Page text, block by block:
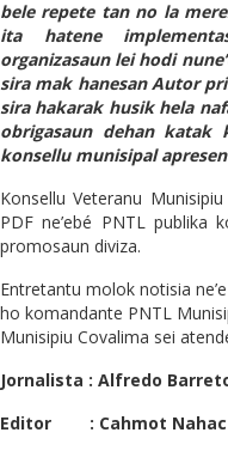
bele repete tan no la
ita hatene
organizasaun lei hodi
sira mak hanesan Autor
sira hakarak husik hela
obrigasaun dehan katak
konsellu munisipal
Konsellu Veteranu
PDF ne’ebé PNTL publika
promosaun diviza.
Entretantu molok notisia
ho komandante PNTL
Munisipiu Covalima sei
Jornalista : Alfredo
Editor : Cahmot Nahac